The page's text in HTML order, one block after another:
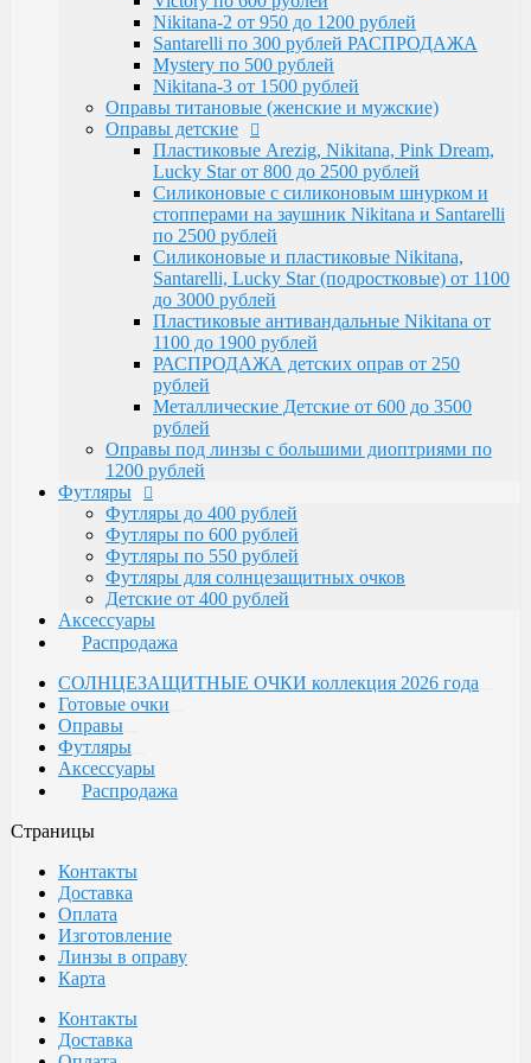
Santarelli, Lucky Star (подростковые) от 1100
до 3000 рублей
Пластиковые антивандальные Nikitana от
1100 до 1900 рублей
РАСПРОДАЖА детских оправ от 250 рублей
Металлические Детские от 600 до 3500
рублей
Оправы под линзы с большими диоптриями по
1200 рублей
Футляры до 400 рублей
Футляры по 600 рублей
Футляры по 550 рублей
Футляры для солнцезащитных очков
Детские от 400 рублей
Распродажа
Nikitana-2 от 950 до 1200 рублей
Santarelli по 300 рублей РАСПРОДАЖА
Mystery по 500 рублей
Nikitana-3 от 1500 рублей
Оправы титановые (женские и мужские)
Оправы детские
Пластиковые Arezig, Nikitana, Pink Dream,
Lucky Star от 800 до 2500 рублей
Силиконовые с силиконовым шнурком и
стопперами на заушник Nikitana и Santarelli
по 2500 рублей
Силиконовые и пластиковые Nikitana,
Santarelli, Lucky Star (подростковые) от 1100
до 3000 рублей
Пластиковые антивандальные Nikitana от
1100 до 1900 рублей
РАСПРОДАЖА детских оправ от 250
рублей
Металлические Детские от 600 до 3500
рублей
Оправы под линзы с большими диоптриями по
1200 рублей
Футляры
Футляры до 400 рублей
Футляры по 600 рублей
Футляры по 550 рублей
Футляры для солнцезащитных очков
Детские от 400 рублей
Аксессуары
Распродажа
СОЛНЦЕЗАЩИТНЫЕ ОЧКИ коллекция 2026 года
Готовые очки
Оправы
Футляры
Аксессуары
Распродажа
Страницы
Контакты
Доставка
Оплата
Изготовление
Линзы в оправу
Карта
Контакты
Доставка